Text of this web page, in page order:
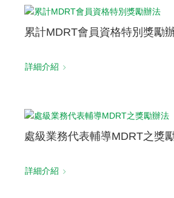
累計MDRT會員資格特別獎勵
詳細介紹
處級業務代表輔導MDRT之獎
詳細介紹